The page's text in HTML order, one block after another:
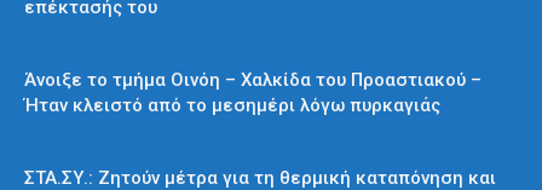
επέκτασής του
Άνοιξε το τμήμα Οινόη – Χαλκίδα του Προαστιακού –
Ήταν κλειστό από το μεσημέρι λόγω πυρκαγιάς
ΣΤΑ.ΣΥ.: Ζητούν μέτρα για τη θερμική καταπόνηση και